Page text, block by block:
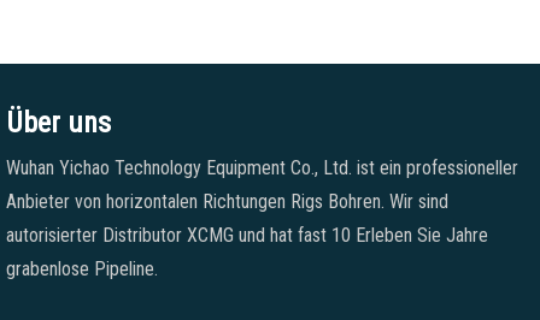
Über uns
Wuhan Yichao Technology Equipment Co., Ltd. ist ein professioneller
Anbieter von horizontalen Richtungen Rigs Bohren. Wir sind
autorisierter Distributor XCMG und hat fast 10 Erleben Sie Jahre
grabenlose Pipeline.